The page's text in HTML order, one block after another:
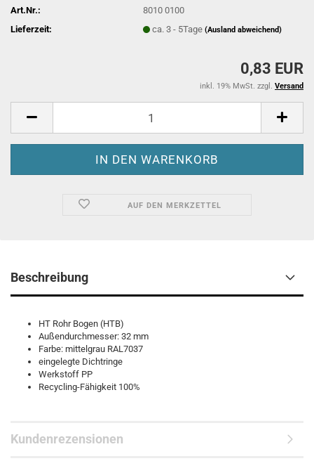
Art.Nr.:
8010 0100
Lieferzeit:
ca. 3 - 5Tage(Ausland abweichend)
0,83 EUR
inkl. 19% MwSt. zzgl. Versand
AUF DEN MERKZETTEL
Beschreibung
HT Rohr Bogen (HTB)
Außendurchmesser: 32 mm
Farbe: mittelgrau RAL7037
eingelegte Dichtringe
Werkstoff PP
Recycling-Fähigkeit 100%
Kundenrezensionen